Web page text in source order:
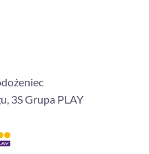
3S Grupa PLAY